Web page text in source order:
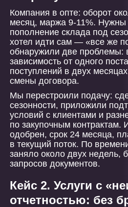
Компания в опте: оборот
месяц, маржа 9-11%.
пополнение склада под
хотел идти сам — «все же
обнаружили две проблемы:
зависимость от одного
поступлений в двух
смены договора.
Мы перестроили подачу:
сезонности, приложили
условий с клиентами и
по закупочным контрактам.
одобрен, срок 24 месяца,
в текущий поток. По
заняло около двух недель,
запросов документов.
Кейс 2. Услуги с
отчетностью: без